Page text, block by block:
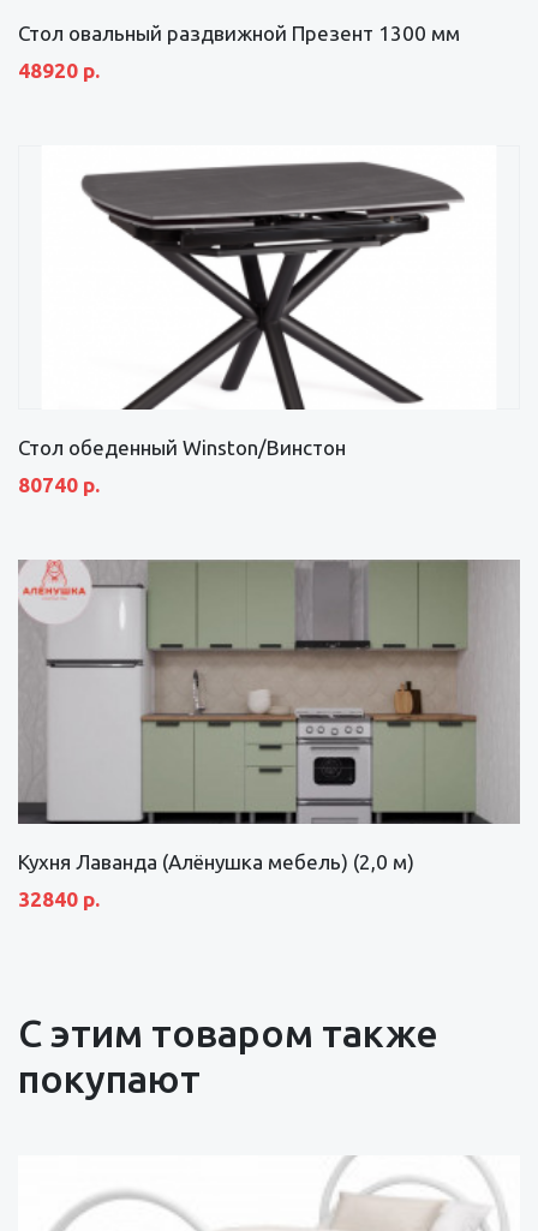
Стол овальный раздвижной Презент 1300 мм
48920 р.
Стол обеденный Winston/Винстон
80740 р.
Кухня Лаванда (Алёнушка мебель) (2,0 м)
32840 р.
С этим товаром также
покупают